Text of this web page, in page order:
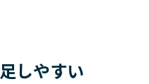
しやすい